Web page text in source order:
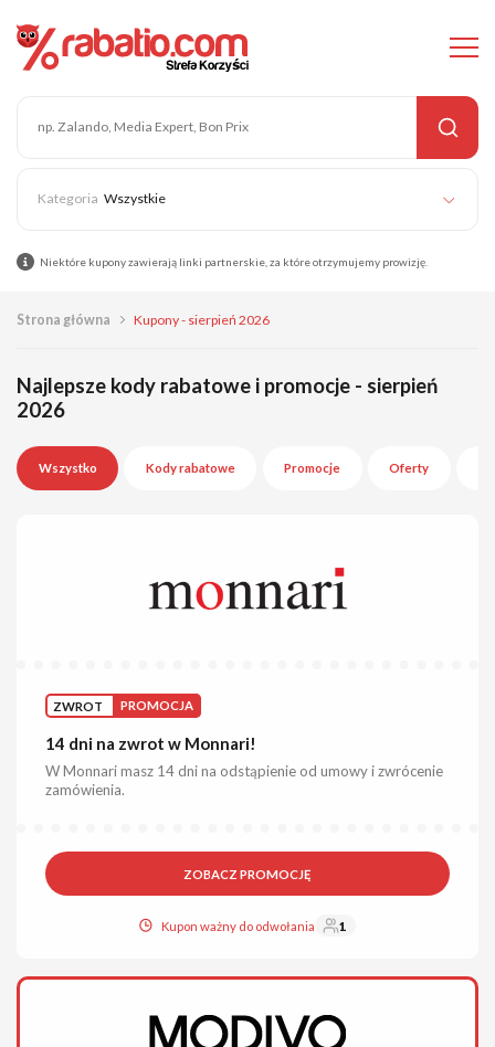
Wszystkie
Niektóre kupony zawierają linki partnerskie, za które otrzymujemy prowizję.
Strona główna Kupony - sierpień 2026
Najlepsze kody rabatowe i promocje - sierpień
2026
Wszystko Kody rabatowe Promocje Oferty
ZWROT PROMOCJA
14 dni na zwrot w Monnari!
W Monnari masz 14 dni na odstąpienie od umowy i zwrócenie
zamówienia.
ZOBACZ PROMOCJĘ
Kupon ważny do odwołania 1